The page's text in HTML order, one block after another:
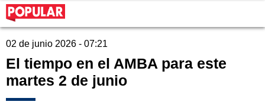
02 de junio 2026 - 07:21
El tiempo en el AMBA para este
martes 2 de junio